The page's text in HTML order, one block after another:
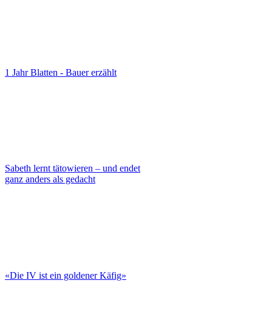
1 Jahr Blatten - Bauer erzählt
Sabeth lernt tätowieren – und endet
ganz anders als gedacht
«Die IV ist ein goldener Käfig»